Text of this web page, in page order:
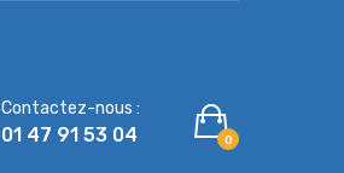
0
Contactez-nous :
01 47 91 53 04